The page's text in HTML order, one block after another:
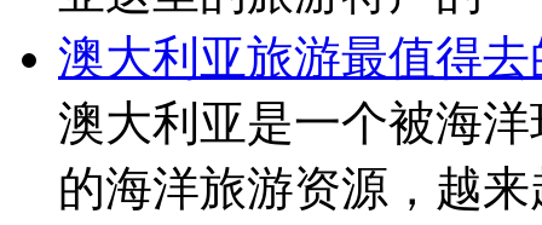
澳大利亚旅游最值得
澳大利亚是一个被海
的海洋旅游资源，越